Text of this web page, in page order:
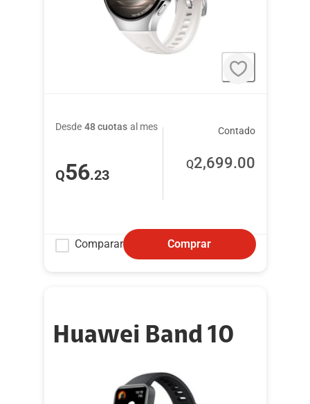
Desde 48 cuotas al mes
Q56.23
Contado
Q2,699.00
Comparar Comprar
Huawei Band 10